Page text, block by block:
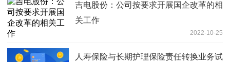
吉电股份：公司按要求开展国企改革的相
关工作
2022-10-25
人寿保险与长期护理保险责任转换业务试